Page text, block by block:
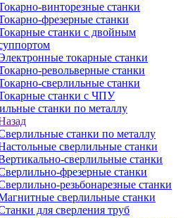
винторезные станки
фрезерные станки
станки с двойным
токарные станки
револьверные станки
сверлильные станки
станки с ЧПУ
станки по металлу
станки по металлу
сверлильные станки
сверлильные станки
фрезерные станки
резьбонарезные станки
сверлильные станки
для сверления труб